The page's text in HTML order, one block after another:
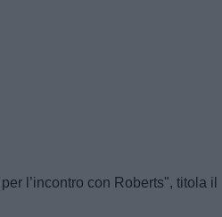
l’incontro con Roberts", titola il